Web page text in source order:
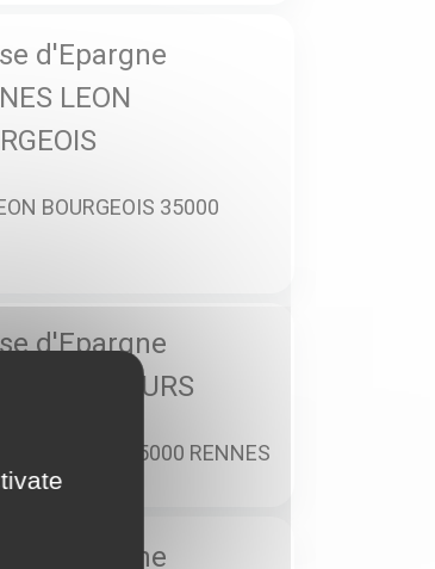
d'Epargne
LEON
BOURGEOIS 35000
d'Epargne
NEMOURS
NEMOURS 35000 RENNES
d'Epargne